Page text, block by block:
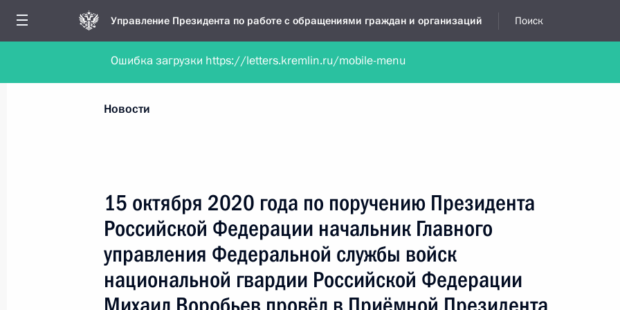
Управление Президента по работе с обращениями граждан и организаций Поиск
Обратиться в форме электронного документа Обратиться в устной форме
Все новости
Все руководители, регионы, города и темы
Новости
15 октября 2020 года по поручению Президента
Российской Федерации начальник Главного
управления Федеральной службы войск
национальной гвардии Российской Федерации
Ошибка загрузки https://letters.kremlin.ru/mobile-menu